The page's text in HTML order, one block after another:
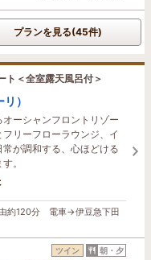
プランを見る(45件)
ト＜全室露天風呂付＞
）
ーシャンフロントリゾー
リーフローラウンジ、イ
が調和する、心ほどける
。
約120分 電車→伊豆急下田
ツイン 朝・夕